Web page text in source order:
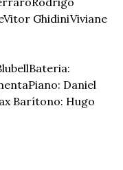
Vitor GhidiniViviane
Bateria:
Piano: Daniel
Barítono: Hugo